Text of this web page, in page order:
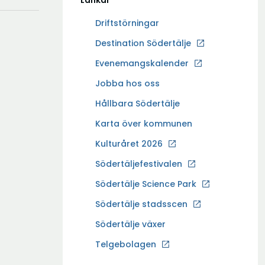
Driftstörningar
Destination Södertälje
Ö
p
n
a
y
t
f
ö
n
t
Evenemangskalender
Jobba hos oss
Ö
p
n
a
y
t
f
ö
Hållbara Södertälje
Karta över kommunen
Kulturåret 2026
Södertäljefestivalen
Södertälje Science Park
Ö
p
n
a
Södertälje stadsscen
Södertälje växer
Telgebolagen
Ö